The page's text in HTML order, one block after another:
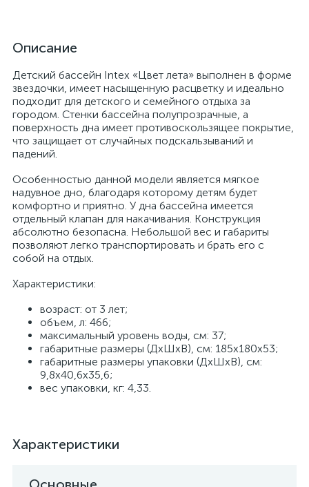
Описание
Детский бассейн Intex «Цвет лета» выполнен в форме
звездочки, имеет насыщенную расцветку и идеально
подходит для детского и семейного отдыха за
городом. Стенки бассейна полупрозрачные, а
поверхность дна имеет противоскользящее покрытие,
что защищает от случайных подскальзываний и
падений.
Особенностью данной модели является мягкое
надувное дно, благодаря которому детям будет
комфортно и приятно. У дна бассейна имеется
отдельный клапан для накачивания. Конструкция
абсолютно безопасна. Небольшой вес и габариты
позволяют легко транспортировать и брать его с
собой на отдых.
Характеристики:
возраст: от 3 лет;
объем, л: 466;
максимальный уровень воды, см: 37;
габаритные размеры (ДхШхВ), см: 185х180х53;
габаритные размеры упаковки (ДхШхВ), см:
9,8х40,6х35,6;
вес упаковки, кг: 4,33.
Характеристики